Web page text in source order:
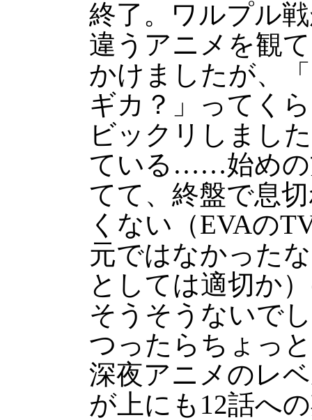
終了。ワルプル
違うアニメを観
かけましたが、
ギカ？」ってく
ビックリしまし
ている……始めの
てて、終盤で息
くない（EVAの
元ではなかった
としては適切か
そうそうないで
つったらちょっ
深夜アニメのレ
が上にも12話へ